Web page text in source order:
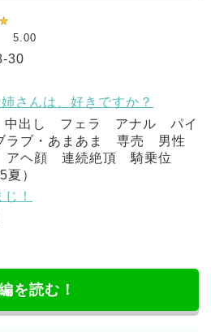
5.00
30
さんは、好きですか？
中出し フェラ アナル パイ
ブ・あまあま 専売 男性
アヘ顔 連続絶頂 騎乗位
夏）
！
を読む！